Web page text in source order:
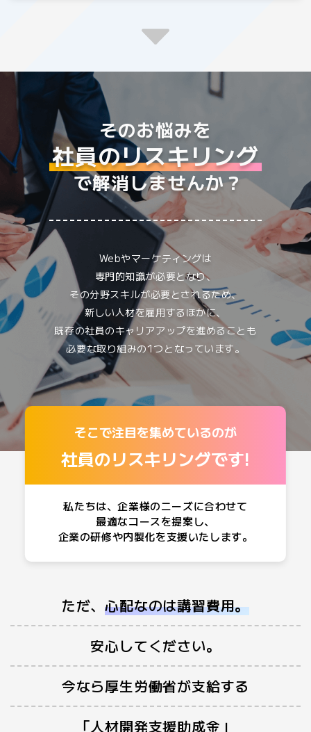
そのお悩みを
社員のリスキリング
で解消しませんか？
Webやマーケティングは
専門的知識が必要となり、
その分野スキルが必要とされるため、
新しい人材を雇用するほかに、
既存の社員のキャリアアップを進めることも
必要な取り組みの1つとなっています。
そこで注目を集めているのが
社員のリスキリングです!
私たちは、企業様のニーズに合わせて
最適なコースを提案し、
企業の研修や内製化を支援いたします。
ただ、心配なのは講習費用。
安心してください。
今なら厚生労働省が支給する
「人材開発支援助成金」